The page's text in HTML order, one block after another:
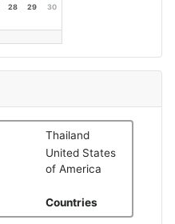
28 29
30
Thailand
United States
of America
Countries